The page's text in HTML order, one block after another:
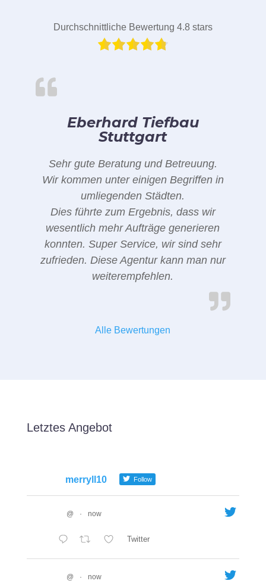
Durchschnittliche Bewertung 4.8 stars
Eberhard Tiefbau
Stuttgart
Sehr gute Beratung und Betreuung.
Wir kommen unter einigen Begriffen in
umliegenden Städten.
Dies führte zum Ergebnis, dass wir
wesentlich mehr Aufträge generieren
konnten. Super Service, wir sind sehr
zufrieden. Diese Agentur kann man nur
weiterempfehlen.
Alle Bewertungen
Letztes Angebot
merryll10 Follow
@ · now
Twitter
@ · now